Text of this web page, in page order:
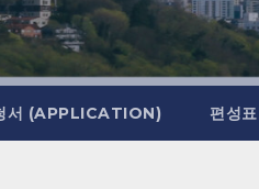
서 (APPLICATION) 편성